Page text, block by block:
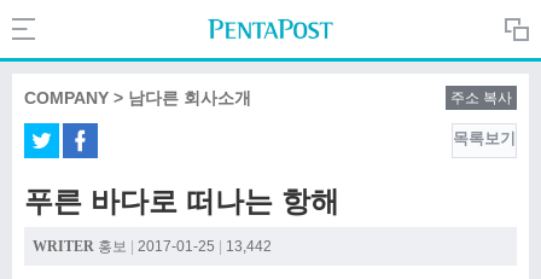
COMPANY
Search
PentaPost.net
COMPANY > 남다른 회사소개 주소 복사
목록보기
푸른 바다로 떠나는 항해
WRITER 홍보 2017-01-25 13,442